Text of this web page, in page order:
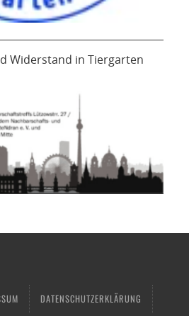
Widerstand in Tiergarten
DATENSCHUTZERKLÄRUNG